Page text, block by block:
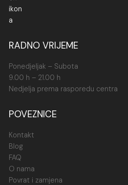
RADNO VRIJEME
Ponedjeljak – Subota
9.00 h – 21.00 h
Nedjelja prema rasporedu centra
POVEZNICE
Kontakt
Blog
FAQ
O nama
Povrat i zamjena